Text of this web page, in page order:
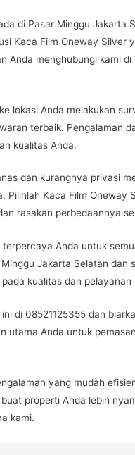
di Pasar Minggu Jakarta
Kaca Film Oneway Silver
Anda menghubungi kami di
lokasi Anda melakukan
terbaik. Pengalaman
kualitas Anda.
dan kurangnya privasi
Pilihlah Kaca Film Oneway
rasakan perbedaannya
terpercaya Anda untuk
Jakarta Selatan dan
kualitas dan pelayanan
di 08521125355 dan
utama Anda untuk
yang mudah
properti Anda lebih
kami.